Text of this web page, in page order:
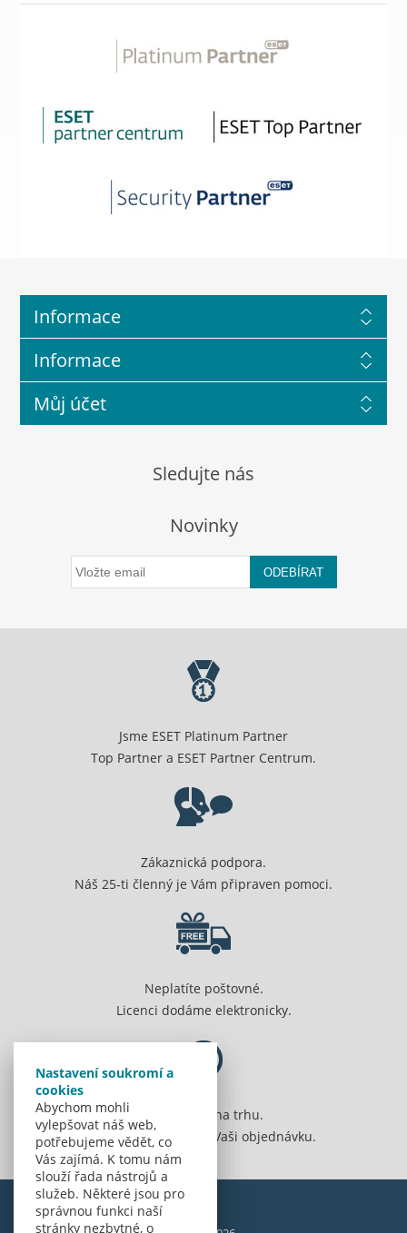
Nastavení soukromí a
cookies
Abychom mohli
vylepšovat náš web,
potřebujeme vědět, co
Vás zajímá. K tomu nám
slouží řada nástrojů a
služeb. Některé jsou pro
správnou funkci naší
stránky nezbytné, o
Informace
Informace
Můj účet
Sledujte nás
Novinky
ODEBÍRAT
Jsme ESET Platinum Partner
Top Partner a ESET Partner Centrum.
Zákaznická podpora.
Náš 25-ti členný je Vám připraven pomoci.
Neplatíte poštovné.
Licenci dodáme elektronicky.
Jsme 20 let na trhu.
Spolehlivě vyřídíme Vaši objednávku.